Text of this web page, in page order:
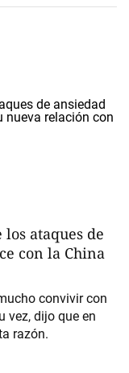
ataques de
con la China
convivir con
vez, dijo que en
razón.